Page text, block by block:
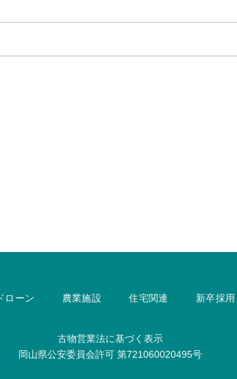
ローン 農業施設 住宅関連 新卒採用
古物営業法に基づく表示
岡山県公安委員会許可 第721060020495号